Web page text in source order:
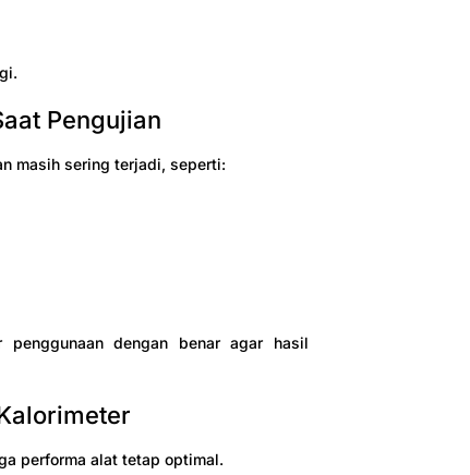
Pengujian
masih sering terjadi, seperti:
penggunaan dengan benar agar hasil
performa alat tetap optimal.